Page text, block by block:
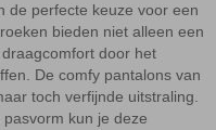
de perfecte keuze voor een
bieden niet alleen een
door het
De comfy pantalons van
toch verfijnde uitstraling.
kun je deze